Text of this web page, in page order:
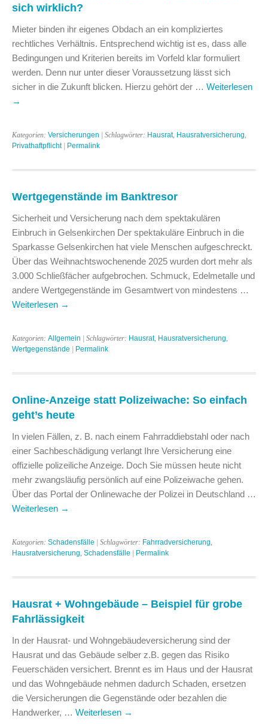
sich wirklich?
Mieter binden ihr eigenes Obdach an ein kompliziertes
rechtliches Verhältnis. Entsprechend wichtig ist es, dass alle
Bedingungen und Kriterien bereits im Vorfeld klar formuliert
werden. Denn nur unter dieser Voraussetzung lässt sich
sicher in die Zukunft blicken. Hierzu gehört der … Weiterlesen
→
Kategorien: Versicherungen | Schlagwörter: Hausrat, Hausratversicherung
Privathaftpflicht| Permalink
Wertgegenstände im Banktresor
Sicherheit und Versicherung nach dem spektakulären
Einbruch in Gelsenkirchen Der spektakuläre Einbruch in die
Sparkasse Gelsenkirchen hat viele Menschen aufgeschreckt.
Über das Weihnachtswochenende 2025 wurden dort mehr als
3.000 Schließfächer aufgebrochen. Schmuck, Edelmetalle und
andere Wertgegenstände im Gesamtwert von mindestens …
Weiterlesen →
Kategorien: Allgemein | Schlagwörter: Hausrat, Hausratversicherung
Wertgegenstände | Permalink
Online-Anzeige statt Polizeiwache: So einfach
geht’s heute
In vielen Fällen, z. B. nach einem Fahrraddiebstahl oder nach
einer Sachbeschädigung verlangt Ihre Versicherung eine
offizielle polizeiliche Anzeige. Doch Sie müssen heute nicht
mehr zwangsläufig persönlich auf eine Polizeiwache gehen.
Über das Portal der Onlinewache der Polizei in Deutschland …
Weiterlesen →
Kategorien: Schadensfälle | Schlagwörter: Fahrradversicherung
Hausratversicherung Schadensfälle | Permalink
Hausrat + Wohngebäude – Beispiel für grobe
Fahrlässigkeit
In der Hausrat- und Wohngebäudeversicherung sind der
Hausrat und das Gebäude selber z.B. gegen das Risiko
Feuerschäden versichert. Brennt es im Haus und der Hausrat
und das Wohngebäude nehmen dadurch Schaden, ersetzen
die Versicherungen die Gegenstände oder bezahlen die
Handwerker, … Weiterlesen →